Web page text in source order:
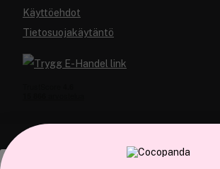
Käyttöehdot
Tietosuojakäytäntö